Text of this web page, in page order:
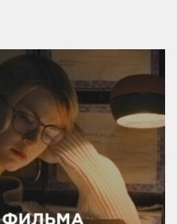
Веры.
фильм